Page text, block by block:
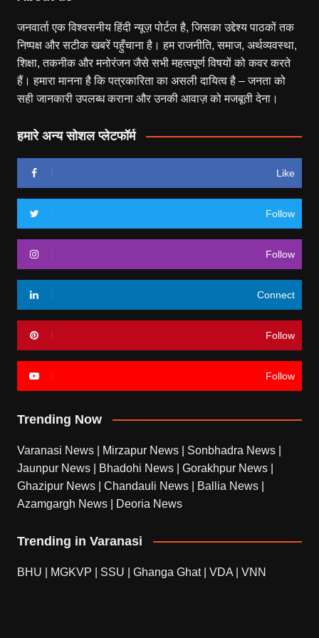
जनवार्ता एक विश्वसनीय हिंदी न्यूज़ पोर्टल है, जिसका उद्देश्य पाठकों तक
निष्पक्ष और सटीक खबरें पहुँचाना है। हम राजनीति, समाज, अर्थव्यवस्था,
शिक्षा, तकनीक और मनोरंजन जैसे सभी महत्वपूर्ण विषयों को कवर करते
हैं। हमारा मानना है कि पत्रकारिता का असली दायित्व है – जनता को
सही जानकारी उपलब्ध कराना और उनकी आवाज़ को मजबूती देना।
हमारे अन्य सोशल प्लेटफॉर्म
Like
Follow
Follow
Connect
Follow
Follow
Trending Now
Varanasi News Mirzapur News Sonbhadra News
Jaunpur News
Bhadohi News Gorakhpur News
Ghazipur News
Chandauli News Ballia News
Azamgargh News
Deoria News
Trending in Varanasi
BHU MGKVP SSU Ghanga Ghat| VDA VNN